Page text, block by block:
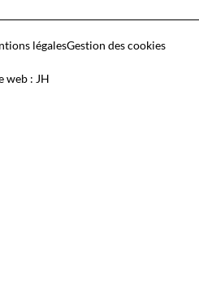
légalesGestion des cookies
web : JH